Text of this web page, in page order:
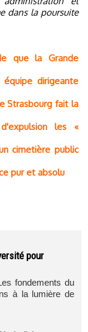
dans la poursuite
que la Grande
dirigeante
Strasbourg fait la
les «
cimetière public
pur et absolu
pour
fondements du
à la lumière de